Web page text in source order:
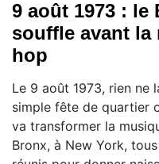
9 août 1973 : le
souffle avant la
hop
Le 9 août 1973, rien ne
simple fête de quartier
va transformer la
Bronx, à New York,